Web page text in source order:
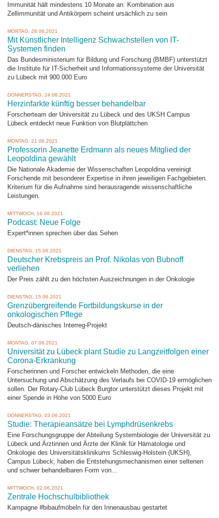
Immunität hält mindestens 10 Monate an: Kombination aus
Zellimmunität und Antikörpern scheint ursächlich zu sein
MONTAG, 28.06.2021
Mit Künstlicher Intelligenz Schwachstellen von IT-
Systemen finden
Das Bundesministerium für Bildung und Forschung (BMBF) unterstützt
die Institute für IT-Sicherheit und Informationssysteme der Universität
zu Lübeck mit 900.000 Euro
DONNERSTAG, 24.06.2021
Herzinfarkte künftig besser behandelbar
Forscherteam der Universität zu Lübeck und des UKSH Campus
Lübeck entdeckt neue Funktion von Blutplättchen
MONTAG, 21.06.2021
Professorin Jeanette Erdmann als neues Mitglied der
Leopoldina gewählt
Die Nationale Akademie der Wissenschaften Leopoldina vereinigt
Forschende mit besonderer Expertise in ihren jeweiligen Fachgebieten.
Kriterium für die Aufnahme sind herausragende wissenschaftliche
Leistungen.
MITTWOCH, 16.06.2021
Podcast: Neue Folge
Expert*innen sprechen über das Sehen
DIENSTAG, 15.06.2021
Deutscher Krebspreis an Prof. Nikolas von Bubnoff
verliehen
Der Preis zählt zu den höchsten Auszeichnungen in der Onkologie
DIENSTAG, 15.06.2021
Grenzübergreifende Fortbildungskurse in der
onkologischen Pflege
Deutsch-dänisches Interreg-Projekt
MONTAG, 07.06.2021
Universität zu Lübeck plant Studie zu Langzeitfolgen einer
Corona-Erkrankung
Forscherinnen und Forscher entwickeln Methoden, die eine
Untersuchung und Abschätzung des Verlaufs bei COVID-19 ermöglichen
sollen. Der Rotary-Club Lübeck Burgtor unterstützt dieses Projekt mit
einer Spende in Höhe von 5000 Euro
DONNERSTAG, 03.06.2021
Studie: Therapieansätze bei Lymphdrüsenkrebs
Eine Forschungsgruppe der Abteilung Systembiologie der Universität zu
Lübeck und Ärztinnen und Ärzte der Klinik für Hämatologie und
Onkologie des Universitätsklinikums Schleswig-Holstein (UKSH),
Campus Lübeck, haben die Entstehungsmechanismen einer seltenen
und schwer behandelbaren Form von...
MITTWOCH, 02.06.2021
Zentrale Hochschulbibliothek
Kampagne #bibaufmöbeln für den Innenausbau gestartet